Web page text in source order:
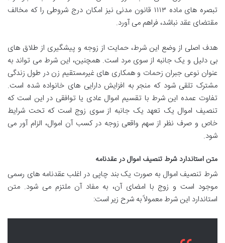
تبصره های ماده ۱۱۱۳ قانون مدنی نیز امکان درج شروطی را که مخالف
مقتضای عقد نباشد، فراهم می آورد.
هدف اصلی از وضع این شرط، حمایت از زوجه و پیشگیری از طلاق های
بی دلیل و یک جانبه از سوی مرد است. همچنین، این شرط می تواند به
عنوان نوعی جبران زحمات و همکاری های غیرمستقیم زن در طول زندگی
مشترک تلقی شود که منجر به افزایش دارایی های خانواده شده است.
تفاوت عمده این شرط با تقسیم اموال عادی یا توافقی در این است که
تنصیف اموال یک تعهد یک جانبه از سوی زوج است که تحت شرایط
خاص و صرف نظر از سهم واقعی زوجه در کسب آن اموال، الزام آور می
شود.
متن استاندارد شرط تنصیف اموال در عقدنامه
شرط تنصیف اموال به صورت یک بند چاپی در اغلب عقدنامه های رسمی
موجود است و زوج با امضای آن، به مفاد آن ملتزم می شود. متن
استاندارد این شرط معمولاً به شرح زیر است: